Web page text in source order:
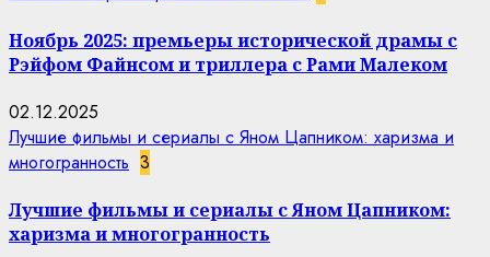
Ноябрь 2025: премьеры исторической драмы с
Рэйфом Файнсом и триллера с Рами Малеком
02.12.2025
Лучшие фильмы и сериалы с Яном Цапником: харизма и
многогранность 3
Лучшие фильмы и сериалы с Яном Цапником:
харизма и многогранность